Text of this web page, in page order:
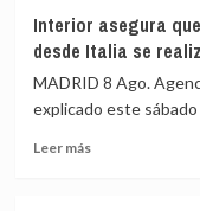
de
Huelva
y
Castellón
y
pide
amplía
a
los
aeropuertos
Málaga,
Interior asegura
desde Italia se
MADRID 8 Ago.
explicado este sábado
Leer másLeer